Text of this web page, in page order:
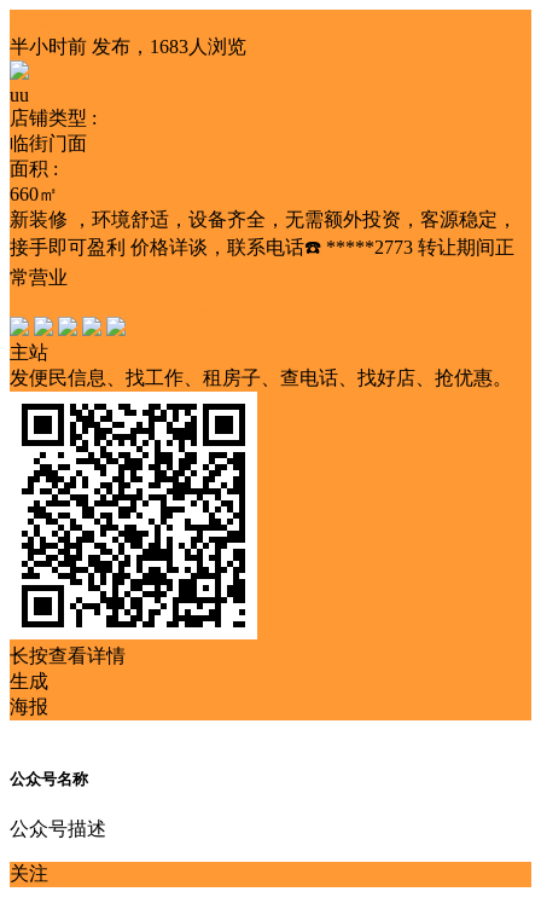
半小时前 发布，1683人浏览
uu
店铺类型 :
临街门面
面积 :
660㎡
新装修 ，环境舒适，设备齐全，无需额外投资，客源稳定，
接手即可盈利 价格详谈，联系电话☎️ *****2773 转让期间正
常营业
主站
发便民信息、找工作、租房子、查电话、找好店、抢优惠。
长按查看详情
生成
海报
公众号名称
公众号描述
关注